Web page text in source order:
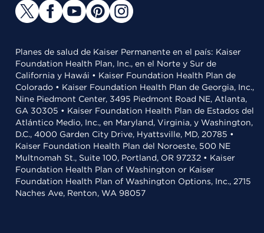
Planes de salud de Kaiser Permanente en el país: Kaiser
Foundation Health Plan, Inc., en el Norte y Sur de
California y Hawái • Kaiser Foundation Health Plan de
Colorado • Kaiser Foundation Health Plan de Georgia, Inc.,
Nine Piedmont Center, 3495 Piedmont Road NE, Atlanta,
GA 30305 • Kaiser Foundation Health Plan de Estados del
Atlántico Medio, Inc., en Maryland, Virginia, y Washington,
D.C., 4000 Garden City Drive, Hyattsville, MD, 20785 •
Kaiser Foundation Health Plan del Noroeste, 500 NE
Multnomah St., Suite 100, Portland, OR 97232 • Kaiser
Foundation Health Plan of Washington or Kaiser
Foundation Health Plan of Washington Options, Inc., 2715
Naches Ave, Renton, WA 98057